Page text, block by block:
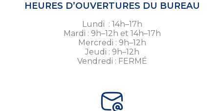
HEURES D’OUVERTURES DU BUREAU
Lundi : 14h–17h
Mardi : 9h–12h et 14h–17h
Mercredi : 9h–12h
Jeudi : 9h–12h
Vendredi : FERMÉ